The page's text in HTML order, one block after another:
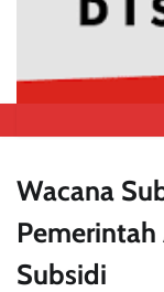
Wacana
Subsidi